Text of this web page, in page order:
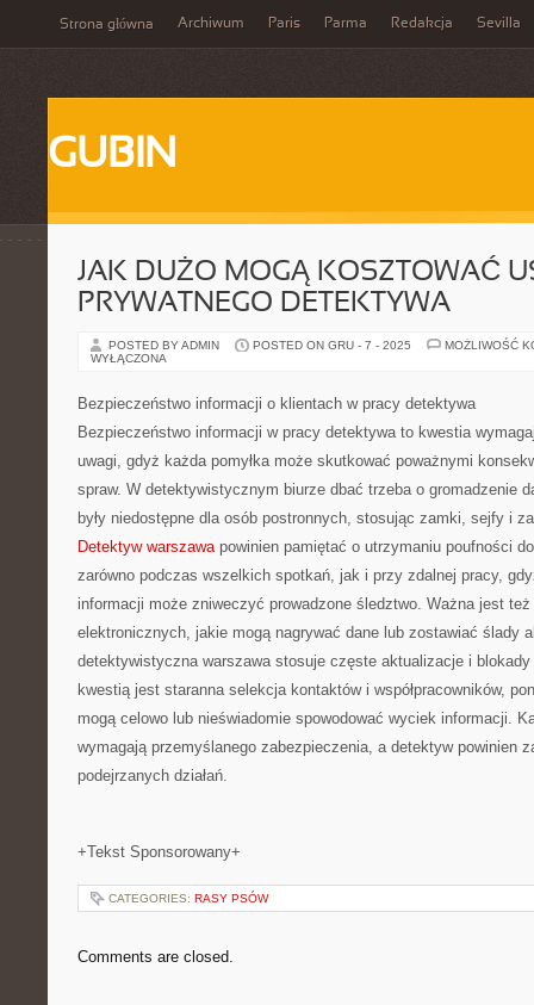
Strona główna Archiwum Paris Parma Redakcja Sevilla
GUBIN
JAK DUŻO MOGĄ KOSZTOWAĆ
PRYWATNEGO DETEKTYWA
POSTED BY ADMIN POSTED ON GRU - 7 - 2025
MOŻLIWOŚĆ
WYŁĄCZONA
Bezpieczeństwo informacji o klientach w pracy detektywa
Bezpieczeństwo informacji w pracy detektywa to kwestia
uwagi, gdyż każda pomyłka może skutkować poważnymi
spraw. W detektywistycznym biurze dbać trzeba o gromadzenie
były niedostępne dla osób postronnych, stosując zamki, sejfy i
Detektyw warszawapowinien pamiętać o utrzymaniu poufności
zarówno podczas wszelkich spotkań, jak i przy zdalnej pracy,
informacji może zniweczyć prowadzone śledztwo. Ważna jest
elektronicznych, jakie mogą nagrywać dane lub zostawiać ślady
detektywistyczna warszawa stosuje częste aktualizacje i
kwestią jest staranna selekcja kontaktów i współpracowników,
mogą celowo lub nieświadomie spowodować wyciek informacji.
wymagają przemyślanego zabezpieczenia, a detektyw powinien
podejrzanych działań.
+Tekst Sponsorowany+
CATEGORIES: RASY PSÓW
Comments are closed.